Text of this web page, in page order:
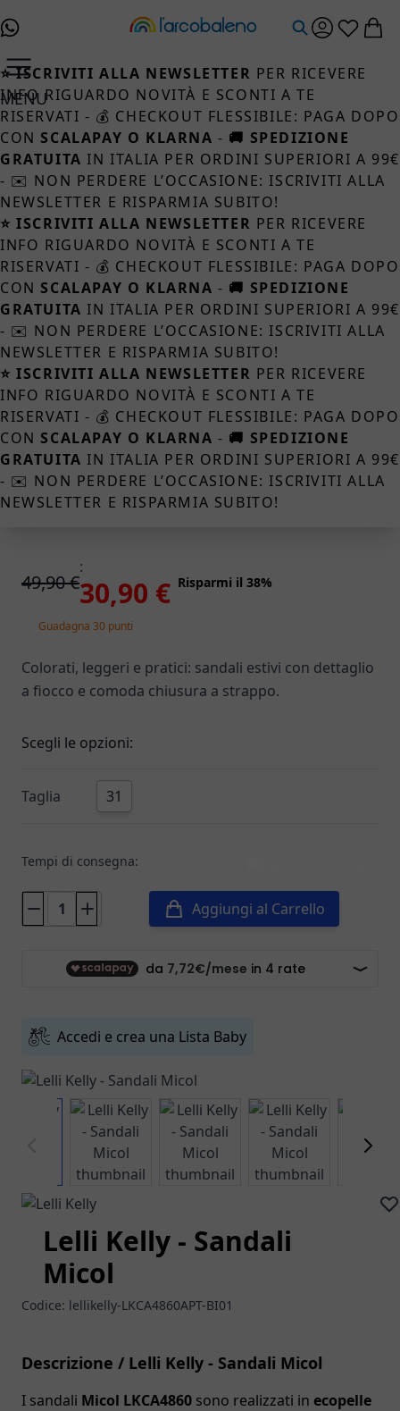
MENU
⭐ ISCRIVITI ALLA NEWSLETTER PER RICEVERE
INFO RIGUARDO NOVITÀ E SCONTI A TE
RISERVATI - 💰 CHECKOUT FLESSIBILE: PAGA DOPO
CON SCALAPAY O KLARNA - 🚚 SPEDIZIONE
GRATUITA IN ITALIA PER ORDINI SUPERIORI A 99€
- ✉️ NON PERDERE L’OCCASIONE: ISCRIVITI ALLA
NEWSLETTER E RISPARMIA SUBITO!
⭐ ISCRIVITI ALLA NEWSLETTER PER RICEVERE
INFO RIGUARDO NOVITÀ E SCONTI A TE
RISERVATI - 💰 CHECKOUT FLESSIBILE: PAGA DOPO
CON SCALAPAY O KLARNA - 🚚 SPEDIZIONE
GRATUITA IN ITALIA PER ORDINI SUPERIORI A 99€
- ✉️ NON PERDERE L’OCCASIONE: ISCRIVITI ALLA
NEWSLETTER E RISPARMIA SUBITO!
⭐ ISCRIVITI ALLA NEWSLETTER PER RICEVERE
INFO RIGUARDO NOVITÀ E SCONTI A TE
RISERVATI - 💰 CHECKOUT FLESSIBILE: PAGA DOPO
CON SCALAPAY O KLARNA - 🚚 SPEDIZIONE
GRATUITA IN ITALIA PER ORDINI SUPERIORI A 99€
- ✉️ NON PERDERE L’OCCASIONE: ISCRIVITI ALLA
NEWSLETTER E RISPARMIA SUBITO!
View larger imageView larger imageView larger imageView larger
Lelli Kelly - Sandali
Micol
Codice: lellikelly-LKCA4860APT-BI01
49,90 €
:
30,90 € Risparmi il 38%
Guadagna 30 punti
Colorati, leggeri e pratici: sandali estivi con dettaglio
a fiocco e comoda chiusura a strappo.
Scegli le opzioni:
Taglia 31
Tempi di consegna:
Aggiungi al Carrello
Accedi e crea una Lista Baby
Descrizione / Lelli Kelly - Sandali Micol
I sandali Micol LKCA4860 sono realizzati in ecopelle